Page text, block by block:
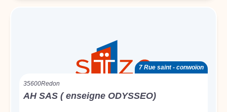
7 Rue saint - conwoïon
35600Redon
AH SAS ( enseigne ODYSSEO)